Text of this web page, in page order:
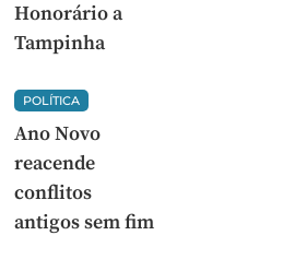
Honorário a
Tampinha
POLÍTICA
Ano Novo
reacende
conflitos
antigos sem fim